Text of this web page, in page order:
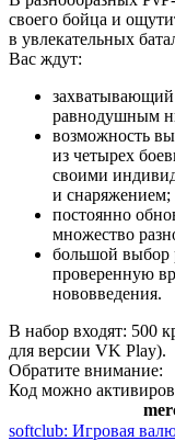
своего бойца и
в увлекательных
Вас ждут:
захватывающий
равнодушным
возможность
из четырех
своими
и снаряжением;
постоянно
множество
большой выбор
проверенную
нововведения.
В набор входят: 500
для версии VK Play).
Обратите внимание:
Код можно
softclub: Игровая